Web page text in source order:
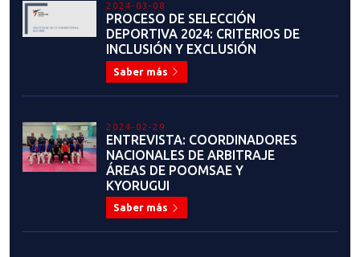
2024-03-08
PROCESO DE SELECCIÓN
DEPORTIVA 2024: CRITERIOS DE
INCLUSIÓN Y EXCLUSIÓN
Saber más
2024-02-29
ENTREVISTA: COORDINADORES
NACIONALES DE ARBITRAJE
ÁREAS DE POOMSAE Y
KYORUGUI
Saber más